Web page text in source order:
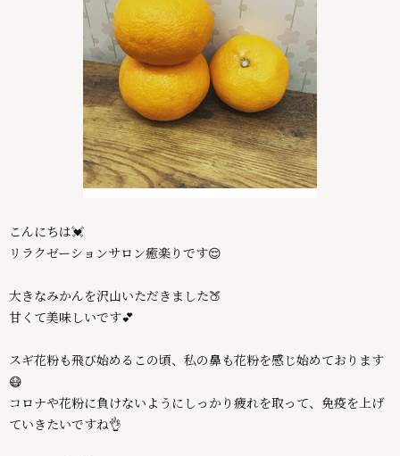
こんにちは💓
リラクゼーションサロン癒楽りです😌
大きなみかんを沢山いただきました🍑
甘くて美味しいです💕
スギ花粉も飛び始めるこの頃、私の鼻も花粉を感じ始めております
😷
コロナや花粉に負けないようにしっかり疲れを取って、免疫を上げ
ていきたいですね👌